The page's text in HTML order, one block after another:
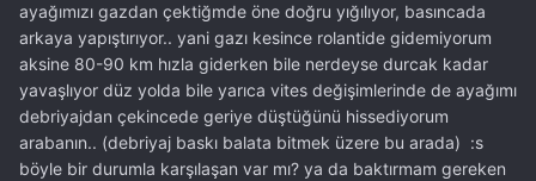
ayağımızı gazdan çektiğmde öne doğru yığılıyor, basıncada
arkaya yapıştırıyor.. yani gazı kesince rolantide gidemiyorum
aksine 80-90 km hızla giderken bile nerdeyse durcak kadar
yavaşlıyor düz yolda bile yarıca vites değişimlerinde de ayağımı
debriyajdan çekincede geriye düştüğünü hissediyorum
arabanın.. (debriyaj baskı balata bitmek üzere bu arada) :s
böyle bir durumla karşılaşan var mı? ya da baktırmam gereken